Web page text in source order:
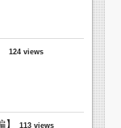
124 views
113 views